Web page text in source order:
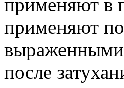
применяют в
применяют
выраженными
после